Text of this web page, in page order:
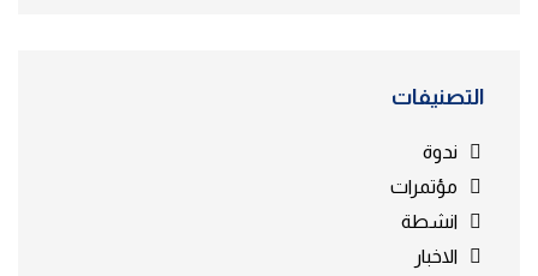
التصنيفات
ندوة
مؤتمرات
انشطة
الاخبار